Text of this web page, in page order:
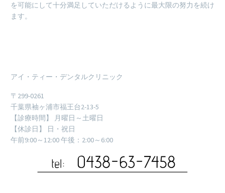
を可能にして十分満足していただけるように最大限の努力を続け
ます。
アイ・ティー・デンタルクリニック
〒299-0261
千葉県袖ヶ浦市福王台2-13-5
【診療時間】 月曜日～土曜日
【休診日】 日・祝日
午前9:00～12:00 午後：2:00～6:00